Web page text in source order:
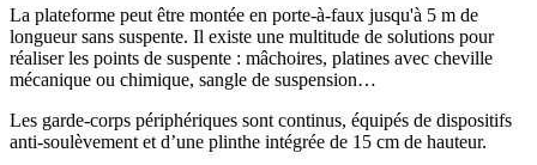
La plateforme peut être montée en porte-à-faux jusqu'à 5 m de
longueur sans suspente. Il existe une multitude de solutions pour
réaliser les points de suspente : mâchoires, platines avec cheville
mécanique ou chimique, sangle de suspension…
Les garde-corps périphériques sont continus, équipés de dispositifs
anti-soulèvement et d’une plinthe intégrée de 15 cm de hauteur.